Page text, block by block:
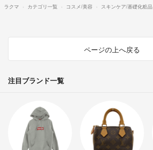
ラクマ
カテゴリ一覧 コスメ/美容 スキンケア/基礎化粧品
ページの上へ戻る
注目ブランド一覧